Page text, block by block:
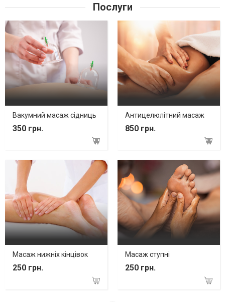
Послуги
Вакумний масаж сідниць
350 грн.
Антицелюлітний масаж
850 грн.
Масаж нижніх кінцівок
250 грн.
Масаж ступні
250 грн.